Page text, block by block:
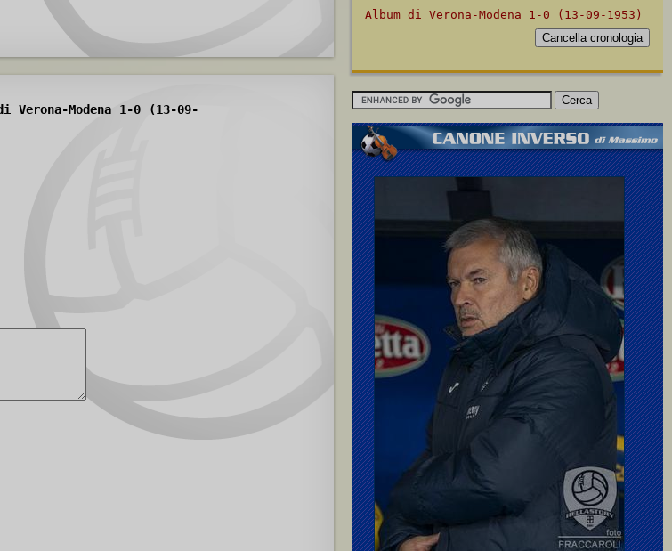
Verona-Modena 1-0 (13-09-
Album di Verona-Modena 1-0 (13-09-1953)